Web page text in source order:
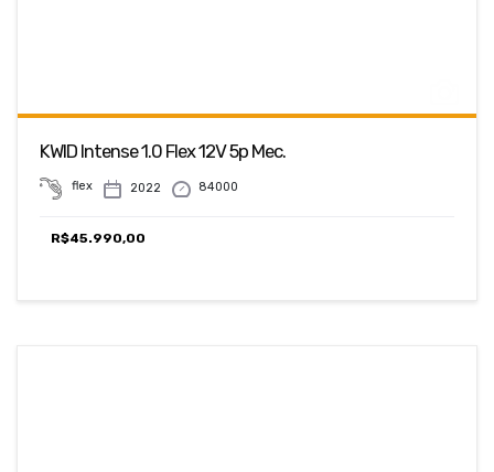
KWID Intense 1.0 Flex 12V 5p Mec.
flex 2022 84000
R$45.990,00